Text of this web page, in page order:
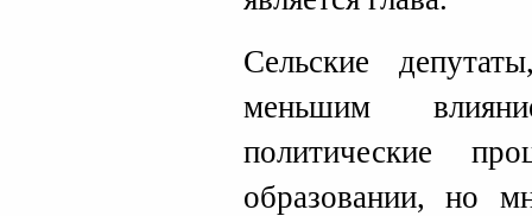
Сельские
меньшим
политические
образовании, но